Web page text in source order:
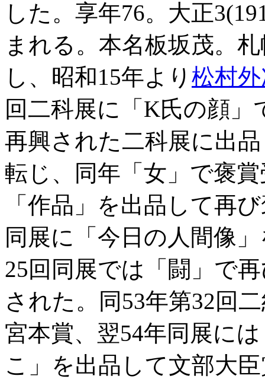
した。享年76。大正
まれる。本名板坂茂。
し、昭和15年より 松村
回二科展に「K氏の顔」
再興された二科展に出
転じ、同年「女」で褒
「作品」を出品して再
同展に「今日の人間像
25回同展では「闘」で
された。同53年第32回
宮本賞、翌54年同展に
こ」を出品して文部大